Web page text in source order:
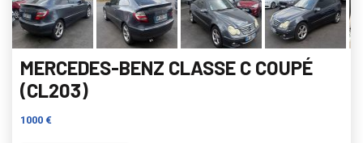
MERCEDES-BENZ CLASSE C COUPÉ
(CL203)
1000 €